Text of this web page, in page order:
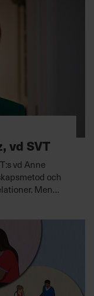
vd SVT
vd Anne
och
Men